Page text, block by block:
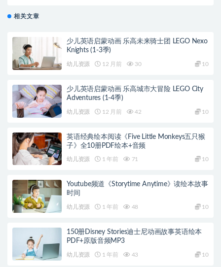
相关文章
少儿英语启蒙动画 乐高未来骑士团 LEGO Nexo
Knights (1-3季)
幼儿资源 12 月前 30 10
少儿英语启蒙动画 乐高城市大冒险 LEGO City
Adventures (1-4季)
幼儿资源 12 月前 42 10
英语经典绘本阅读《Five Little Monkeys五只猴
子》全10册PDF绘本+音频
幼儿资源 1 年前 71 10
Youtube频道《Storytime Anytime》读绘本故事
时间
幼儿资源 1 年前 48 10
150册Disney Stories迪士尼动画故事英语绘本
PDF+原版音频MP3
幼儿资源 1 年前 43 10